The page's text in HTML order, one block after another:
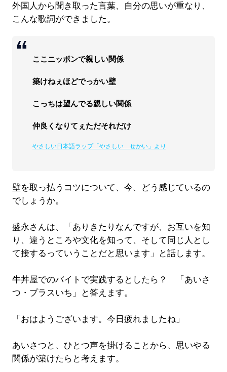
外国人から聞き取った言葉、自分の思いが重なり、
こんな歌詞ができました。
ここニッポンで親しい関係
築けねぇほどでっかい壁
こっちは望んでる親しい関係
仲良くなりてぇただそれだけ
やさしい日本語ラップ「やさしい せかい」より
壁を取っ払うコツについて、今、どう感じているの
でしょうか。
盛永さんは、「ありきたりなんですが、お互いを知
り、違うところや文化を知って、そして同じ人とし
て接するっていうことだと思います」と話します。
牛丼屋でのバイトで実践するとしたら？ 「あいさ
つ・プラスいち」と答えます。
「おはようございます。今日疲れましたね」
あいさつと、ひとつ声を掛けることから、思いやる
関係が築けたらと考えます。